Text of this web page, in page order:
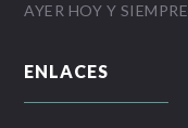
AYER HOY Y SIEMPRE
ENLACES